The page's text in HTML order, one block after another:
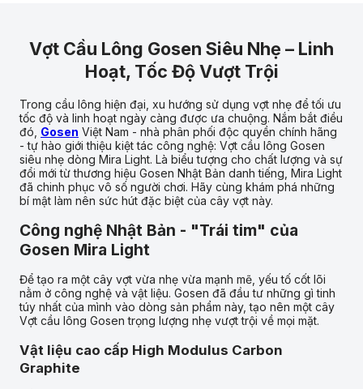
Vợt Cầu Lông Gosen Siêu Nhẹ – Linh
Hoạt, Tốc Độ Vượt Trội
Trong cầu lông hiện đại, xu hướng sử dụng vợt nhẹ để tối ưu
tốc độ và linh hoạt ngày càng được ưa chuộng. Nắm bắt điều
đó, Gosen Việt Nam - nhà phân phối độc quyền chính hãng
- tự hào giới thiệu kiệt tác công nghệ: Vợt cầu lông Gosen
siêu nhẹ dòng Mira Light. Là biểu tượng cho chất lượng và sự
đổi mới từ thương hiệu Gosen Nhật Bản danh tiếng, Mira Light
đã chinh phục vô số người chơi. Hãy cùng khám phá những
bí mật làm nên sức hút đặc biệt của cây vợt này.
Công nghệ Nhật Bản - "Trái tim" của
Gosen Mira Light
Để tạo ra một cây vợt vừa nhẹ vừa mạnh mẽ, yếu tố cốt lõi
nằm ở công nghệ và vật liệu. Gosen đã đầu tư những gì tinh
túy nhất của mình vào dòng sản phẩm này, tạo nên một cây
Vợt cầu lông Gosen trọng lượng nhẹ vượt trội về mọi mặt.
Vật liệu cao cấp High Modulus Carbon
Graphite